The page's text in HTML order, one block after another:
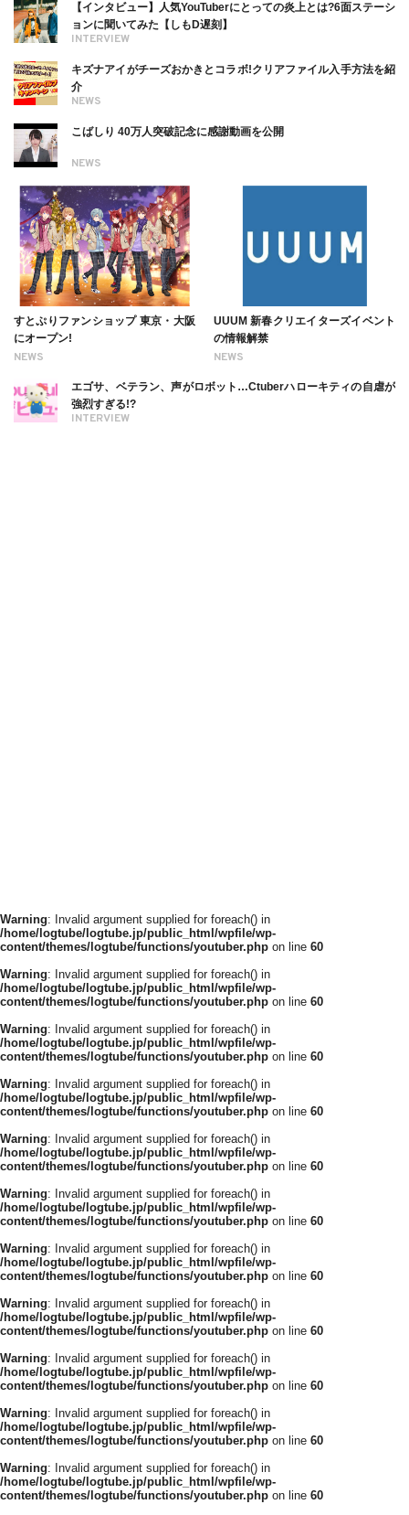
INTERVIEW
【インタビュー】人気YouTuberにとっての炎上とは?6面ステーシ
ョンに聞いてみた【しもD遅刻】
NEWS
キズナアイがチーズおかきとコラボ!クリアファイル入手方法を紹
介
NEWS
こばしり 40万人突破記念に感謝動画を公開
NEWS
すとぷりファンショップ 東京・大阪
にオープン!
NEWS
UUUM 新春クリエイターズイベント
の情報解禁
INTERVIEW
エゴサ、ベテラン、声がロボット…Ctuberハローキティの自虐が
強烈すぎる!?
Warning: Invalid argument supplied for foreach() in
/home/logtube/logtube.jp/public_html/wpfile/wp-
content/themes/logtube/functions/youtuber.php on line 60
Warning: Invalid argument supplied for foreach() in
/home/logtube/logtube.jp/public_html/wpfile/wp-
content/themes/logtube/functions/youtuber.php on line 60
Warning: Invalid argument supplied for foreach() in
/home/logtube/logtube.jp/public_html/wpfile/wp-
content/themes/logtube/functions/youtuber.php on line 60
Warning: Invalid argument supplied for foreach() in
/home/logtube/logtube.jp/public_html/wpfile/wp-
content/themes/logtube/functions/youtuber.php on line 60
Warning: Invalid argument supplied for foreach() in
/home/logtube/logtube.jp/public_html/wpfile/wp-
content/themes/logtube/functions/youtuber.php on line 60
Warning: Invalid argument supplied for foreach() in
/home/logtube/logtube.jp/public_html/wpfile/wp-
content/themes/logtube/functions/youtuber.php on line 60
Warning: Invalid argument supplied for foreach() in
/home/logtube/logtube.jp/public_html/wpfile/wp-
content/themes/logtube/functions/youtuber.php on line 60
Warning: Invalid argument supplied for foreach() in
/home/logtube/logtube.jp/public_html/wpfile/wp-
content/themes/logtube/functions/youtuber.php on line 60
Warning: Invalid argument supplied for foreach() in
/home/logtube/logtube.jp/public_html/wpfile/wp-
content/themes/logtube/functions/youtuber.php on line 60
Warning: Invalid argument supplied for foreach() in
/home/logtube/logtube.jp/public_html/wpfile/wp-
content/themes/logtube/functions/youtuber.php on line 60
Warning: Invalid argument supplied for foreach() in
/home/logtube/logtube.jp/public_html/wpfile/wp-
content/themes/logtube/functions/youtuber.php on line 60